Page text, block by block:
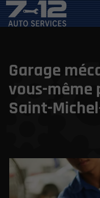
Garage
vous-même
Saint-